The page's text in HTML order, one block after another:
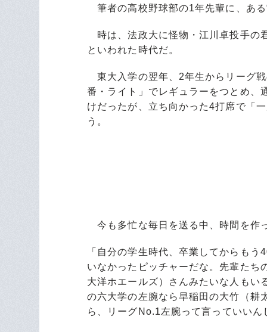
筆者の高校野球部の1年先輩に、ある
時は、法政大に怪物・江川卓投手の
といわれた時代だ。
東大入学の翌年、2年生からリーグ
番・ライト」でレギュラーをつとめ、
けだったが、立ち向かった4打席で「
う。
今も多忙な毎日を送る中、時間を作
「自分の学生時代、卒業してからも
いなかったピッチャーだな。先輩た
大洋ホエールズ）さんみたいな人もい
の六大学の左腕なら早稲田の大竹（耕
ら、リーグNo.1左腕って言っていいん